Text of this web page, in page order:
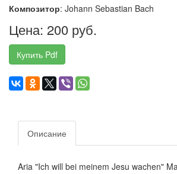
Композитор: Johann Sebastian Bach
Цена: 200 руб.
Купить Pdf
Описание
Aria "Ich will bei meinem Jesu wachen"